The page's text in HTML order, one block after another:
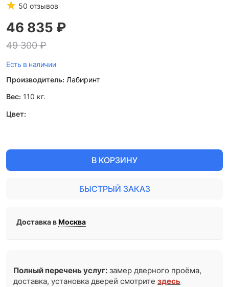
50 отзывов
49 300 ₽
46 835 ₽
Есть в наличии
Производитель: Лабиринт
Вес: 110 кг.
Цвет:
В КОРЗИНУ
БЫСТРЫЙ ЗАКАЗ
Доставка вМосква
Полный перечень услуг: замер дверного проёма,
доставка, установка дверей смотритездесь